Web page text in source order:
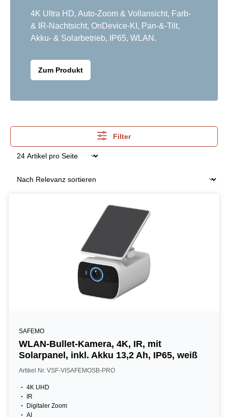
4K Ultra HD, Auto-Zoom & Vollansicht, Farb-
& IR-Nachtsicht, OnDevice-KI, Pan-&-Tilt,
Akku- & Solarbetrieb, IP65, WLAN.
Zum Produkt
Filter
SAFEMO
WLAN-Bullet-Kamera, 4K, IR, mit
Solarpanel, inkl. Akku 13,2 Ah, IP65, weiß
Artikel Nr. VSF-VISAFEMOSB-PRO
4K UHD
IR
Digitaler Zoom
AI